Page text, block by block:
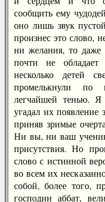
сообщить ему
оно лишь звук
произнес это слово,
ни желания, то даже
почти не
несколько детей
промелькнули по
легчайшей тенью.
угадал их появление
приняв зримые
Ни вы, ни ваш
присутствия. Но
слово с истинной
во всем их
собой, более того,
господин аббат,